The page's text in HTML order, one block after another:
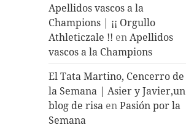
Apellidos vascos a la
Champions | ¡¡ Orgullo
Athleticzale !! enApellidos
vascos a la Champions
El Tata Martino, Cencerro de
la Semana | Asier y Javier,un
blog de risa enPasión por la
Semana